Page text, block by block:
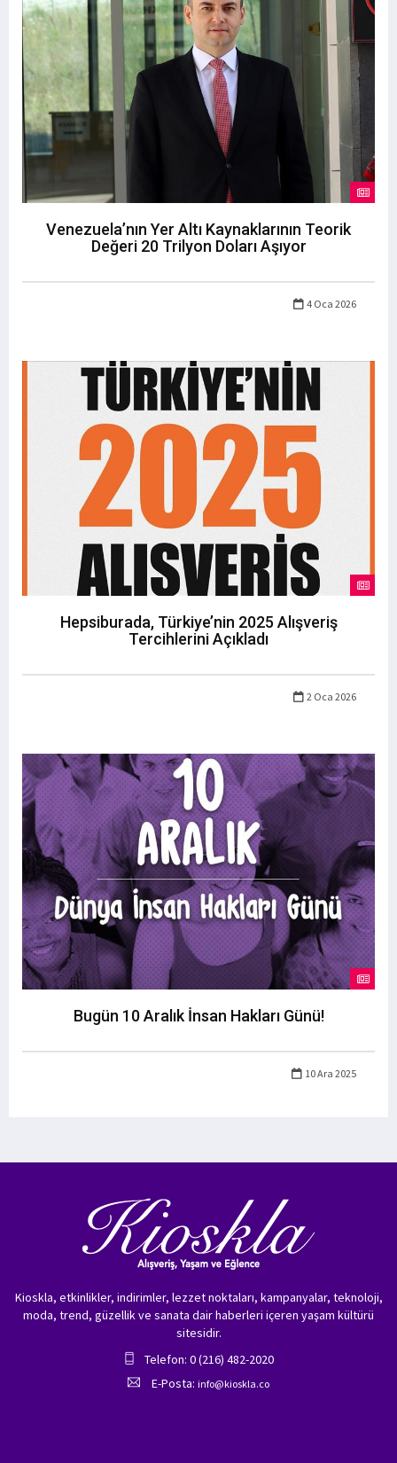
Venezuela’nın Yer Altı Kaynaklarının Teorik
Değeri 20 Trilyon Doları Aşıyor
4 Oca 2026
Hepsiburada, Türkiye’nin 2025 Alışveriş
Tercihlerini Açıkladı
2 Oca 2026
Bugün 10 Aralık İnsan Hakları Günü!
10 Ara 2025
Kioskla, etkinlikler, indirimler, lezzet noktaları, kampanyalar, teknoloji,
moda, trend, güzellik ve sanata dair haberleri içeren yaşam kültürü
sitesidir.
Telefon: 0 (216) 482-2020
E-Posta: info@kioskla.co